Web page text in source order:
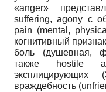
«anger»
suffering, agony с
pain (mental,
когнитивный
боль (душевная,
также hostile
эксплицирующих
враждебность